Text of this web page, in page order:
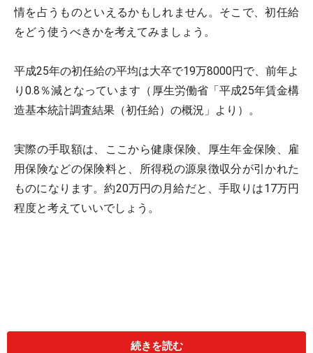
情を占うものといえるかもしれません。そこで、初任給
をどう使うべきかを考えてみましょう。
平成25年の初任給の平均は大卒で19万8000円で、前年よ
り0.8％減となっています（厚生労働省「平成25年賃金構
造基本統計調査結果（初任給）の概況」より）。
実際の手取額は、ここから健康保険、厚生年金保険、雇
用保険などの保険料と、所得税の源泉徴収分が引かれた
ものになります。約20万円の月給だと、手取りは17万円
程度と考えていいでしょう。
続きを読む